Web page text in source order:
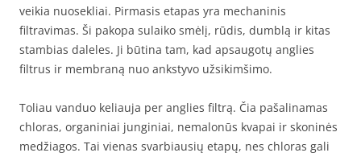
veikia nuosekliai. Pirmasis etapas yra mechaninis
filtravimas. Ši pakopa sulaiko smėlį, rūdis, dumblą ir kitas
stambias daleles. Ji būtina tam, kad apsaugotų anglies
filtrus ir membraną nuo ankstyvo užsikimšimo.
Toliau vanduo keliauja per anglies filtrą. Čia pašalinamas
chloras, organiniai junginiai, nemalonūs kvapai ir skoninės
medžiagos. Tai vienas svarbiausių etapų, nes chloras gali